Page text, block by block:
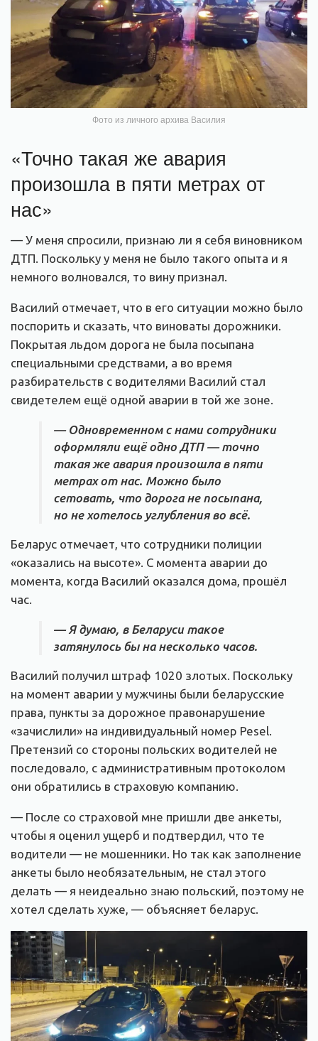
Фото из личного архива Василия
«Точно такая же авария
произошла в пяти метрах от
нас»
— У меня спросили, признаю ли я себя виновником
ДТП. Поскольку у меня не было такого опыта и я
немного волновался, то вину признал.
Василий отмечает, что в его ситуации можно было
поспорить и сказать, что виноваты дорожники.
Покрытая льдом дорога не была посыпана
специальными средствами, а во время
разбирательств с водителями Василий стал
свидетелем ещё одной аварии в той же зоне.
— Одновременном с нами сотрудники
оформляли ещё одно ДТП — точно
такая же авария произошла в пяти
метрах от нас. Можно было
сетовать, что дорога не посыпана,
но не хотелось углубления во всё.
Беларус отмечает, что сотрудники полиции
«оказались на высоте». С момента аварии до
момента, когда Василий оказался дома, прошёл
час.
— Я думаю, в Беларуси такое
затянулось бы на несколько часов.
Василий получил штраф 1020 злотых. Поскольку
на момент аварии у мужчины были беларусские
права, пункты за дорожное правонарушение
«зачислили» на индивидуальный номер Pesel.
Претензий со стороны польских водителей не
последовало, с административным протоколом
они обратились в страховую компанию.
— После со страховой мне пришли две анкеты,
чтобы я оценил ущерб и подтвердил, что те
водители — не мошенники. Но так как заполнение
анкеты было необязательным, не стал этого
делать — я неидеально знаю польский, поэтому не
хотел сделать хуже, — объясняет беларус.